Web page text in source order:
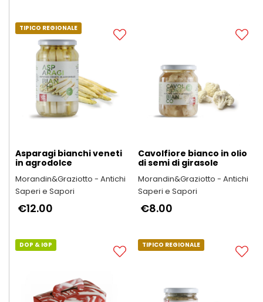
TIPICO REGIONALE
Asparagi bianchi veneti
in agrodolce
Morandin&Graziotto - Antichi
Saperi e Sapori
€12.00
Cavolfiore bianco in olio
di semi di girasole
Morandin&Graziotto - Antichi
Saperi e Sapori
€8.00
DOP & IGP TIPICO REGIONALE